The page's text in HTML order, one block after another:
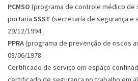
PCMSO (programa de controle médico de
portaria SSST (secretaria de segurança e
29/12/1994.
PPRA(programa de prevenção de riscos
08/06/1978.
Certificado de serviço em espaço